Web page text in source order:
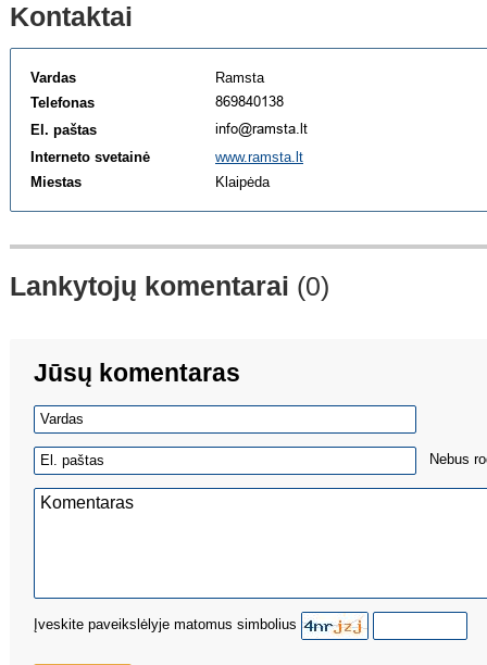
Kontaktai
Vardas
Ramsta
Telefonas
El. paštas
Interneto svetainė
www.ramsta.lt
Miestas
Klaipėda
Lankytojų komentarai (0)
Jūsų komentaras
Nebus
Įveskite paveikslėlyje matomus simbolius